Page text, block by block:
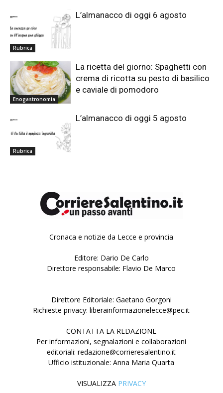
Rubrica
L’almanacco di oggi 6 agosto
Enogastronomia
La ricetta del giorno: Spaghetti con
crema di ricotta su pesto di basilico
e caviale di pomodoro
Rubrica
L’almanacco di oggi 5 agosto
Cronaca e notizie da Lecce e provincia
Editore: Dario De Carlo
Direttore responsabile: Flavio De Marco
Direttore Editoriale: Gaetano Gorgoni
Richieste privacy: liberainformazionelecce@pec.it
CONTATTA LA REDAZIONE
Per informazioni, segnalazioni e collaborazioni
editoriali: redazione@corrieresalentino.it
Ufficio istituzionale: Anna Maria Quarta
VISUALIZZA PRIVACY